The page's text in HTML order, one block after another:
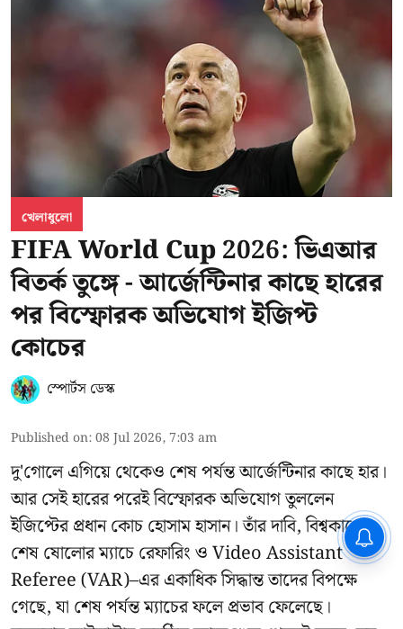
খেলাধুলো
FIFA World Cup 2026: ভিএআর
বিতর্ক তুঙ্গে - আর্জেন্টিনার কাছে হারের
পর বিস্ফোরক অভিযোগ ইজিপ্ট
কোচের
স্পোর্টস ডেস্ক
Published on:08 Jul 2026, 7:03 am
দু'গোলে এগিয়ে থেকেও শেষ পর্যন্ত আর্জেন্টিনার কাছে হার।
আর সেই হারের পরেই বিস্ফোরক অভিযোগ তুললেন
ইজিপ্টের প্রধান কোচ হোসাম হাসান। তাঁর দাবি, বিশ্বকাপের
শেষ ষোলোর ম্যাচে রেফারিং ও Video Assistant
Referee (VAR)–এর একাধিক সিদ্ধান্ত তাদের বিপক্ষে
গেছে, যা শেষ পর্যন্ত ম্যাচের ফলে প্রভাব ফেলেছে।
CPIM: ৬০ লক্ষ নাম বিবেচনাধীন রেখে
ভোট ঘোষণার প্রতিবাদ - আদালতের
দ্বারস্থ হবে সিপিআইএম